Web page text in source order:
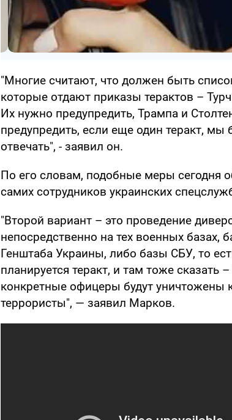
"Многие считают, что должен быть
которые отдают приказы терактов –
Их нужно предупредить, Трампа и
предупредить, если еще один теракт,
отвечать", - заявил он.
По его словам, подобные меры сегодня
самих сотрудников украинских
"Второй вариант – это проведение
непосредственно на тех военных базах,
Генштаба Украины, либо базы СБУ, то
планируется теракт, и там тоже сказать
конкретные офицеры будут уничтожены
террористы", — заявил Марков.